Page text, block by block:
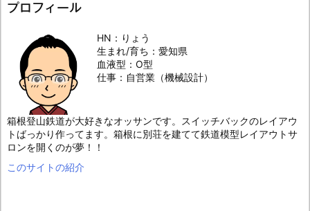
プロフィール
HN：りょう
生まれ/育ち：愛知県
血液型：O型
仕事：自営業（機械設計）
箱根登山鉄道が大好きなオッサンです。スイッチバックのレイアウ
トばっかり作ってます。箱根に別荘を建てて鉄道模型レイアウトサ
ロンを開くのが夢！！
このサイトの紹介